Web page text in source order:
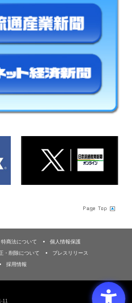
特商法について
個人情報保護
・削除について
プレスリリース
採用情報
11